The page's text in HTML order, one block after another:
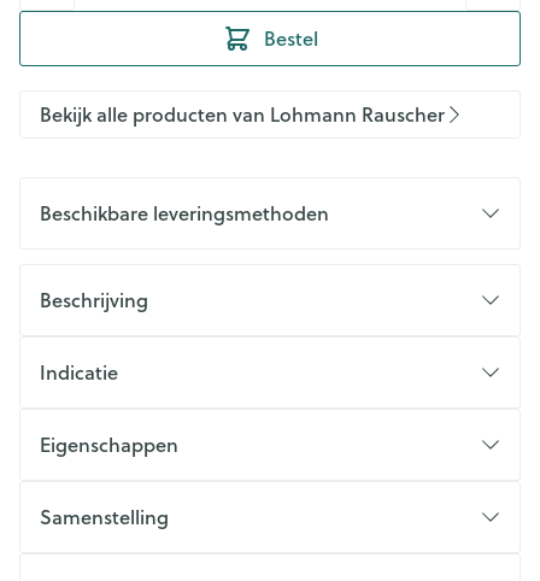
Bestel
Bekijk alle producten van Lohmann Rauscher
Beschikbare leveringsmethoden
Beschrijving
Indicatie
Eigenschappen
Samenstelling